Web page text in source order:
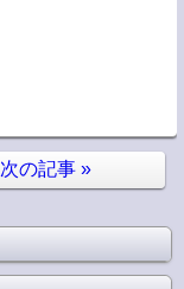
次の記事 »